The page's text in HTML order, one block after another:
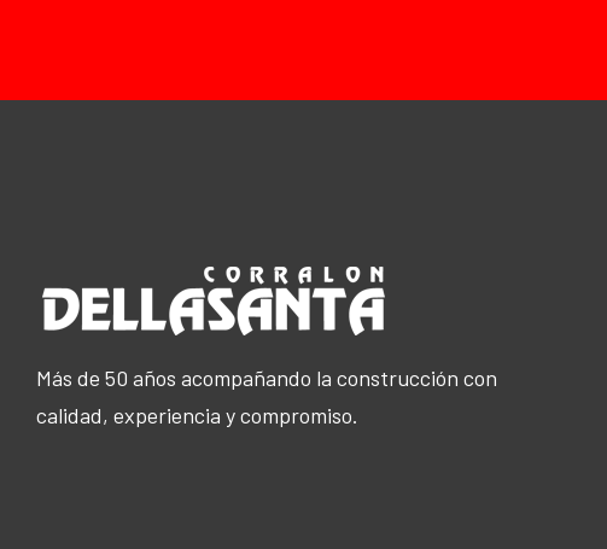
Más de 50 años acompañando la construcción con
calidad, experiencia y compromiso.